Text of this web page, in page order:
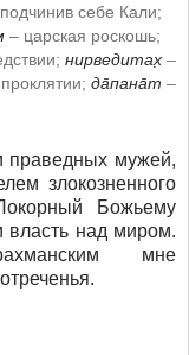
себе Кали;
– царская роскошь;
нирведитах̣–
да̄пана̄т –
праведных мужей,
злокозненного
Божьему
власть над миром.
мне